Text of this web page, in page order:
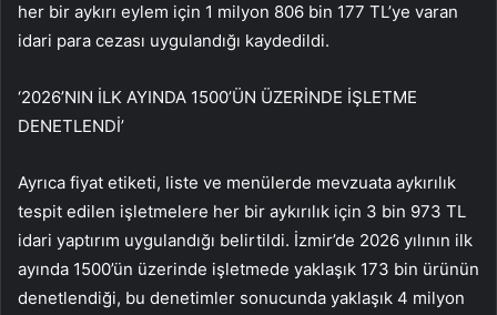
her bir aykırı eylem için 1 milyon 806 bin 177 TL’ye varan
idari para cezası uygulandığı kaydedildi.
‘2026’NIN İLK AYINDA 1500’ÜN ÜZERİNDE İŞLETME
DENETLENDİ’
Ayrıca fiyat etiketi, liste ve menülerde mevzuata aykırılık
tespit edilen işletmelere her bir aykırılık için 3 bin 973 TL
idari yaptırım uygulandığı belirtildi. İzmir’de 2026 yılının ilk
ayında 1500’ün üzerinde işletmede yaklaşık 173 bin ürünün
denetlendiği, bu denetimler sonucunda yaklaşık 4 milyon